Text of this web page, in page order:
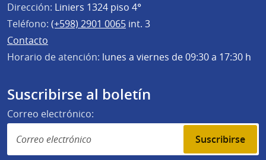
Dirección: Liniers 1324 piso 4°
Teléfono: (+598) 2901 0065 int. 3
Contacto
Horario de atención: lunes a viernes de 09:30 a 17:30 h
Suscribirse al boletín
Correo electrónico:
Suscribirse